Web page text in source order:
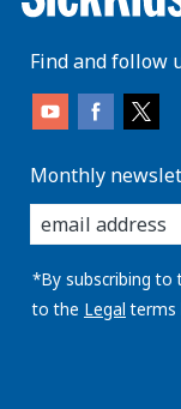
Find and follow
Monthly
enter
you
email
address:
*By subscribing to
to the Legal terms